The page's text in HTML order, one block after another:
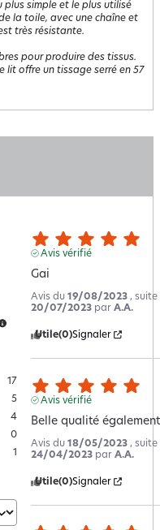
plus simple et le plus utilisé
la toile, avec une chaîne et
très résistante.
pour produire des tissus.
lit offre un tissage serré en 57
17
5
4
0
1
Avis vérifié
Gai
Avis du 19/08/2023 , suite
20/07/2023 par A.A.
Utile(0)Signaler
Avis vérifié
Belle qualité
Avis du 18/05/2023 , suite
24/04/2023 par A.A.
Utile(0)Signaler